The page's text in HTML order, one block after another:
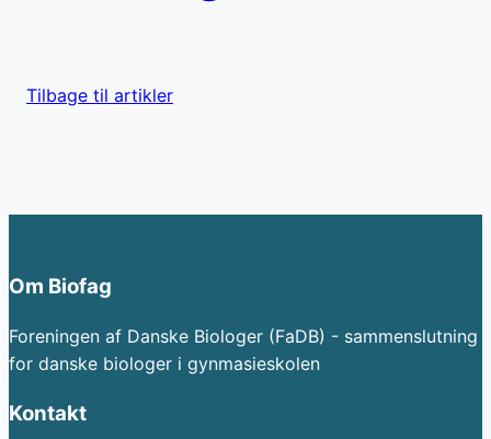
Tilbage til artikler
Om Biofag
Foreningen af Danske Biologer (FaDB) - sammenslutning
for danske biologer i gynmasieskolen
Kontakt